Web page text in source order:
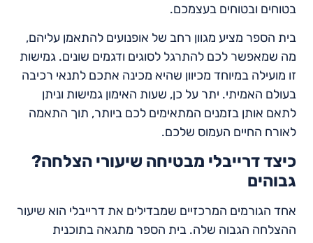
בטוחים ובטוחים בעצמכם.
בית הספר מציע מגוון רחב של אופנועים להתאמן עליהם,
מה שמאפשר לכם להתרגל לסוגים ודגמים שונים. גמישות
זו מועילה במיוחד מכיוון שהיא מכינה אתכם לתנאי רכיבה
בעולם האמיתי. יתר על כן, שעות האימון גמישות וניתן
לתאם אותן בזמנים המתאימים לכם ביותר, תוך התאמה
לאורח החיים העמוס שלכם.
?כיצד דרייבלי מבטיחה שיעורי הצלחה
גבוהים
אחד הגורמים המרכזיים שמבדילים את דרייבלי הוא שיעור
ההצלחה הגבוה שלה. בית הספר מתגאה בתוכנית